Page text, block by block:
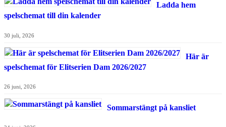
Ladda hem
spelschemat till din kalender
30 juli, 2026
Här är
spelschemat för Elitserien Dam 2026/2027
26 juni, 2026
Sommarstängt på kansliet